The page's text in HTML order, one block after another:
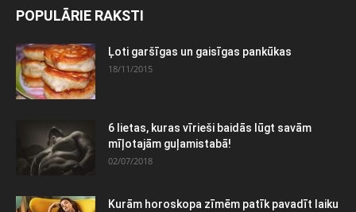
POPULĀRIE RAKSTI
Ļoti garšīgas un gaisīgas pankūkas
18/11/2015
6 lietas, kuras vīrieši baidās lūgt savām
mīļotajām guļamistabā!
02/07/2018
Kurām horoskopa zīmēm patīk pavadīt laiku